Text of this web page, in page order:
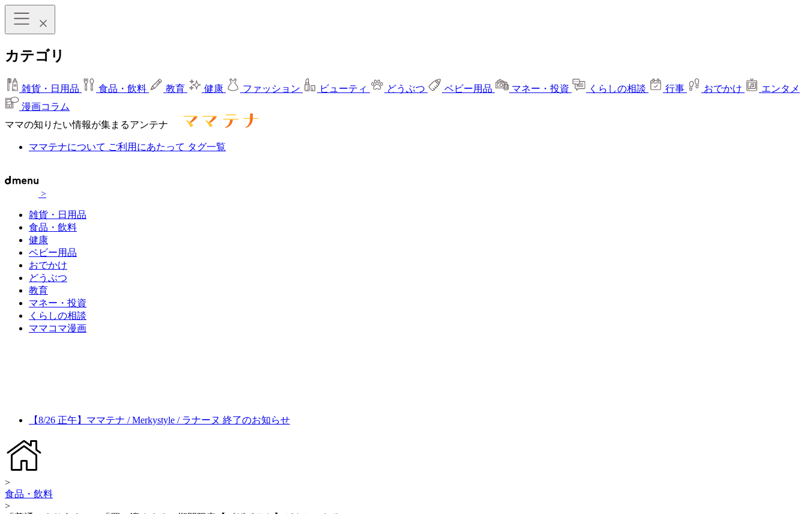
カテゴリ
雑貨・日用品 食品・飲料 教育 健康 ファッション ビューティ どうぶつ ベビー用品 マネー・投資 くらしの相談 行事 おでかけ
エンタメ
漫画コラム
ママの知りたい情報が集まるアンテナ
ママテナについて ご利用にあたって タグ一覧
>
雑貨・日用品
食品・飲料
健康
ベビー用品
おでかけ
どうぶつ
教育
マネー・投資
くらしの相談
ママコマ漫画
【8/26 正午】ママテナ / Merkystyle / ラナーヌ 終了のお知らせ
>
食品・飲料
>